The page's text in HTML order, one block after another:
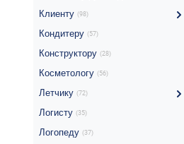
Клиенту (98)
Кондитеру (57)
Конструктору (28)
Косметологу (56)
Летчику (72)
Логисту (35)
Логопеду (37)